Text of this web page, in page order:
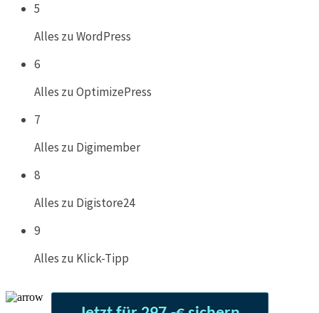
5
Alles zu WordPress
6
Alles zu OptimizePress
7
Alles zu Digimember
8
Alles zu Digistore24
9
Alles zu Klick-Tipp